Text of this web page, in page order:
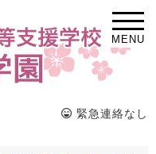
MENU
緊急連絡なし